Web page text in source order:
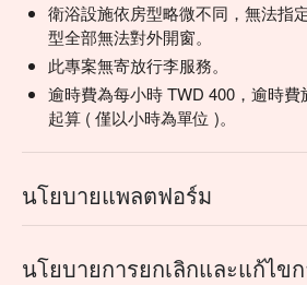
衛浴設施依房型略微不同，無法指
型全部無法對外開窗。
此專案無寄放行李服務。
逾時費為每小時 TWD 400，逾時
起算 ( 僅以小時為單位 )。
นโยบายแพลตฟอร์ม
นโยบายการยกเลิกและแก้ไข